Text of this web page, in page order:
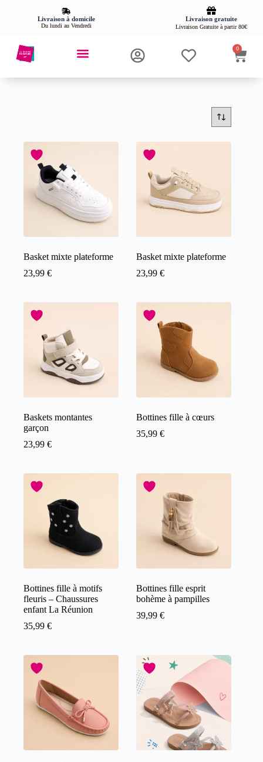
Livraison à domicile
Du lundi au Vendredi
Livraison gratuite
Livraison Gratuite à partir 80€
0
Basket mixte plateforme
23,99 €
Basket mixte plateforme
23,99€
Baskets montantes
garçon
23,99 €
Bottines fille à cœurs
35,99€
Bottines fille à motifs
fleuris – Chaussures
enfant La Réunion
35,99 €
Bottines fille esprit
bohème à pampilles
39,99€